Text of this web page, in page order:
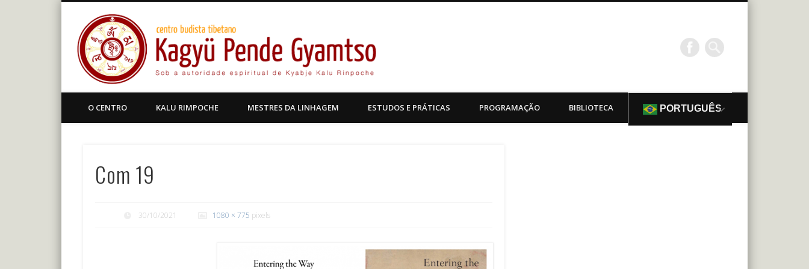
Kagyu Pende Gyamtso
Centro Budista Tibetano
Facebook
O CENTRO KALU RIMPOCHE MESTRES DA LINHAGEM ESTUDOS E PRÁTICAS PROGRAMAÇÃO BIBLIOTECA PORTUGUÊS
Com 19
30/10/2021 1080 × 775 pixels